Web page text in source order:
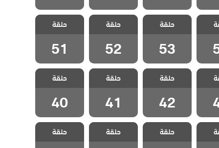
مسلسل مطلوب
حب عاجل مدبلج
الحلقة 53
حلقة
53
مسلسل مطلوب
حب عاجل مدبلج
الحلقة 52
حلقة
52
مسلسل مطلوب
حب عاجل مدبلج
الحلقة 51
حلقة
51
مسلسل مطلوب
حب عاجل مدبلج
الحلقة 42
حلقة
42
مسلسل مطلوب
حب عاجل مدبلج
الحلقة 41
حلقة
41
مسلسل مطلوب
حب عاجل مدبلج
الحلقة 40
حلقة
40
مسلسل مطلوب
حب عاجل مدبلج
الحلقة 31
حلقة
مسلسل مطلوب
حب عاجل مدبلج
الحلقة 30
حلقة
مسلسل مطلوب
حب عاجل مدبلج
الحلقة 29
حلقة